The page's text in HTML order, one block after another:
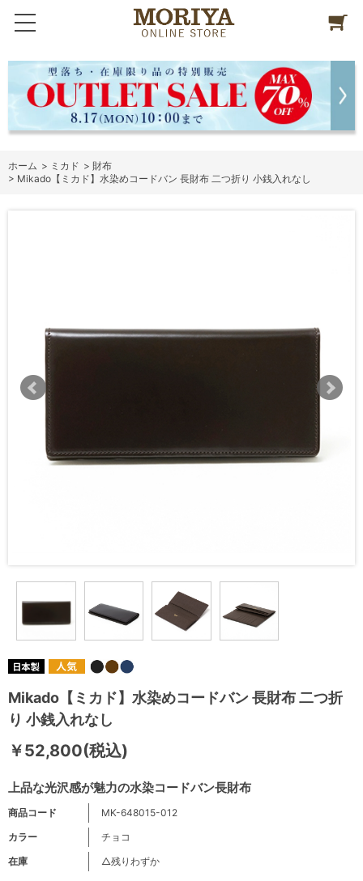
ホーム > ミカド > 財布
> Mikado【ミカド】水染めコードバン 長財布 二つ折り 小銭入れなし
Mikado【ミカド】水染めコードバン 長財布 二つ折
り 小銭入れなし
上品な光沢感が魅力の水染コードバン長財布
￥52,800(税込)
商品コード
MK-648015-012
カラー
チョコ
在庫
△残りわずか